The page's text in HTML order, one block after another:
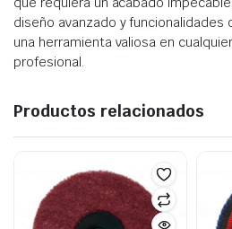
diseño avanzado y funcionalidades
una herramienta valiosa en
profesional.
Productos relacionados